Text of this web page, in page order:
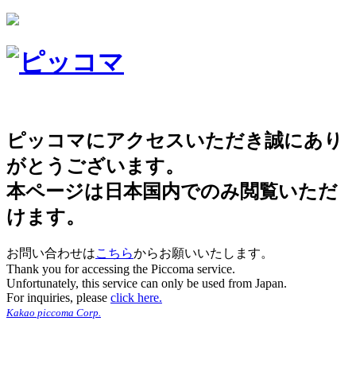
ピッコマにアクセスいただき誠にあり
がとうございます。
本ページは日本国内でのみ閲覧いただ
けます。
お問い合わせはこちらからお願いいたします。
Thank you for accessing the Piccoma service.
Unfortunately, this service can only be used from Japan.
For inquiries, please click here.
Kakao piccoma Corp.